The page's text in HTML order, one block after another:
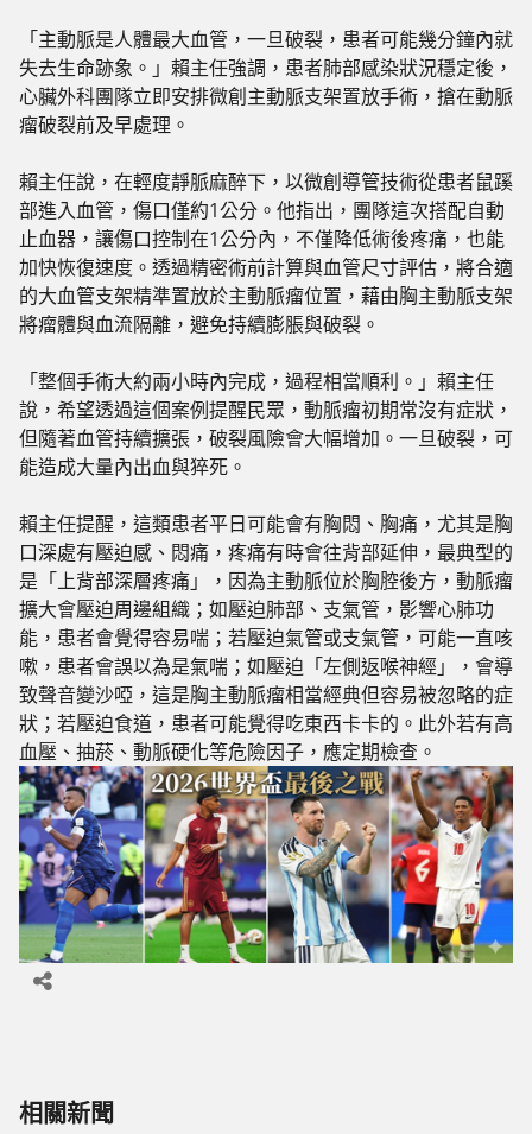
「主動脈是人體最大血管，一旦破裂，患者可能幾分鐘內就
失去生命跡象。」賴主任強調，患者肺部感染狀況穩定後，
心臟外科團隊立即安排微創主動脈支架置放手術，搶在動脈
瘤破裂前及早處理。
賴主任說，在輕度靜脈麻醉下，以微創導管技術從患者鼠蹊
部進入血管，傷口僅約1公分。他指出，團隊這次搭配自動
止血器，讓傷口控制在1公分內，不僅降低術後疼痛，也能
加快恢復速度。透過精密術前計算與血管尺寸評估，將合適
的大血管支架精準置放於主動脈瘤位置，藉由胸主動脈支架
將瘤體與血流隔離，避免持續膨脹與破裂。
「整個手術大約兩小時內完成，過程相當順利。」賴主任
說，希望透過這個案例提醒民眾，動脈瘤初期常沒有症狀，
但隨著血管持續擴張，破裂風險會大幅增加。一旦破裂，可
能造成大量內出血與猝死。
賴主任提醒，這類患者平日可能會有胸悶、胸痛，尤其是胸
口深處有壓迫感、悶痛，疼痛有時會往背部延伸，最典型的
是「上背部深層疼痛」，因為主動脈位於胸腔後方，動脈瘤
擴大會壓迫周邊組織；如壓迫肺部、支氣管，影響心肺功
能，患者會覺得容易喘；若壓迫氣管或支氣管，可能一直咳
嗽，患者會誤以為是氣喘；如壓迫「左側返喉神經」，會導
致聲音變沙啞，這是胸主動脈瘤相當經典但容易被忽略的症
狀；若壓迫食道，患者可能覺得吃東西卡卡的。此外若有高
血壓、抽菸、動脈硬化等危險因子，應定期檢查。
相關新聞